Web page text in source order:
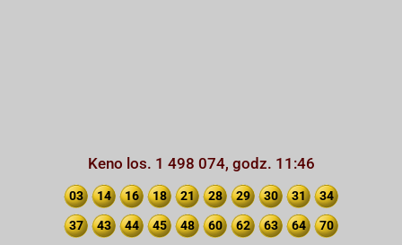
Keno los. 1 498 074, godz. 11:46
03 14 16 18 21 28 29 30 31 34
37 43 44 45 48 60 62 63 64 70